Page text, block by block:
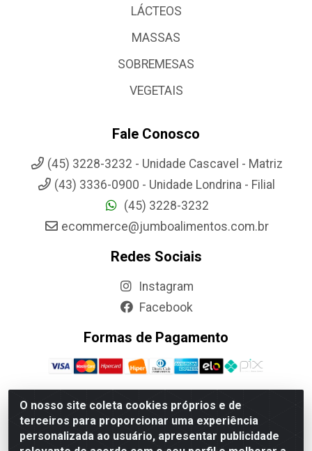
O nosso site coleta cookies próprios e de
terceiros para proporcionar uma experiência
personalizada ao usuário, apresentar publicidade
LÁCTEOS
MASSAS
SOBREMESAS
VEGETAIS
Fale Conosco
(45) 3228-3232 - Unidade Cascavel - Matriz
(43) 3336-0900 - Unidade Londrina - Filial
(45) 3228-3232
ecommerce@jumboalimentos.com.br
Redes Sociais
Instagram
Facebook
Formas de Pagamento
Jumbo Alimentos Cascavel - Matriz - Rua Itatiba Do Sul, 161 -
Santos Dumont, Cascavel-PR - CEP 85804-700- CNPJ